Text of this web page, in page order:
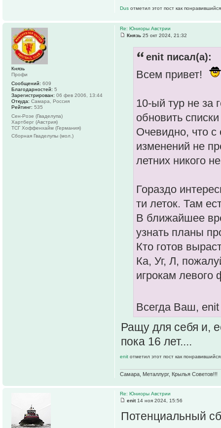
Dus отметил этот пост как
Re: Юниоры Австрии
Князь 25 окт 2024, 21:32
enit писал(а):
Всем привет!
10-ый тур не за
обновить
Очевидно, что
изменений не
летних никого
Гораздо
ти леток. Там
В ближайшее
узнать планы
Кто готов
Ка, Уг, Л,
игрокам левого
Всегда Ваш,
Ращу для себя и,
пока 16 лет....
enit отметил этот пост как
Самара, Металлург, Крылья Советов!!!
Князь
Профи
Сообщений: 609
Благодарностей: 5
Зарегистрирован: 06 фев 2006, 13:44
Откуда: Самара, Россия
Рейтинг: 535
Сен-Розе (Гваделупа)
Хартберг (Австрия)
ТСГ Хоффенхайм (Германия)
Сборная Гваделупы (мол.)
Re: Юниоры Австрии
enit14 ноя 2024, 15:56
Потенциальный